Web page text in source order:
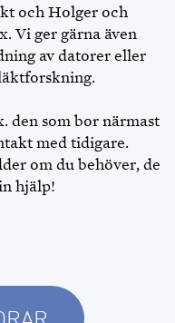
och Holger och
Vi ger gärna även
av datorer eller
den som bor närmast
med tidigare.
om du behöver, de
hjälp!